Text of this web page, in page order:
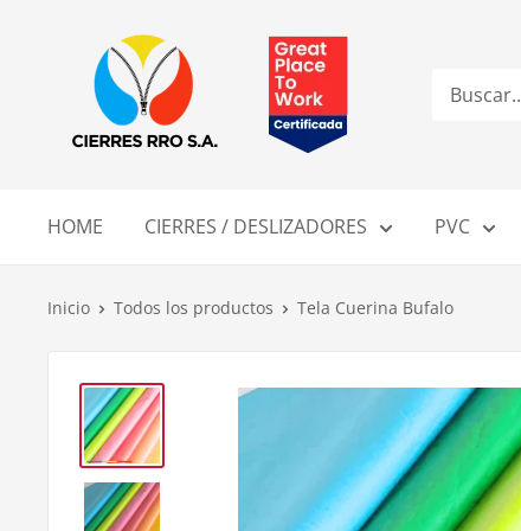
directamente
Compañía
Cierres
RRO
HOME CIERRES / DESLIZADORES PVC
Inicio Todos los productos Tela Cuerina Bufalo